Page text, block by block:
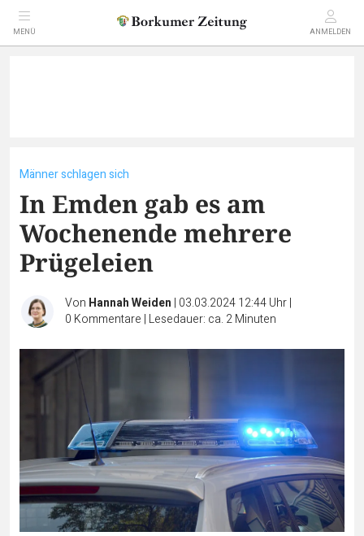
MENÜ ANMELDEN
Männer schlagen sich
In Emden gab es am
Wochenende mehrere
Prügeleien
Von Hannah Weiden | 03.03.2024 12:44 Uhr|
0 Kommentare | Lesedauer: ca. 2 Minuten